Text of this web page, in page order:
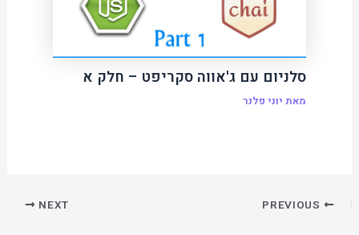
סלניום עם ג'אווה סקריפט – חלק א
מאת יוני פלנר
NEXT